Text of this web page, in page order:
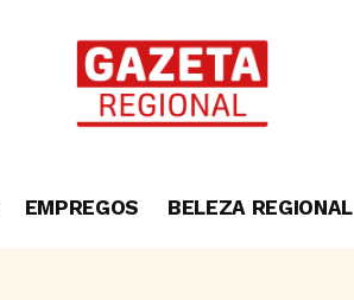
EMPREGOS BELEZA REGIONAL